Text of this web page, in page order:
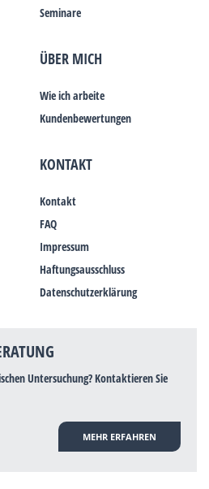
Seminare
ÜBER MICH
Wie ich arbeite
Kundenbewertungen
KONTAKT
Kontakt
FAQ
Impressum
Haftungsausschluss
Datenschutzerklärung
Untersuchung? Kontaktieren Sie
MEHR ERFAHREN